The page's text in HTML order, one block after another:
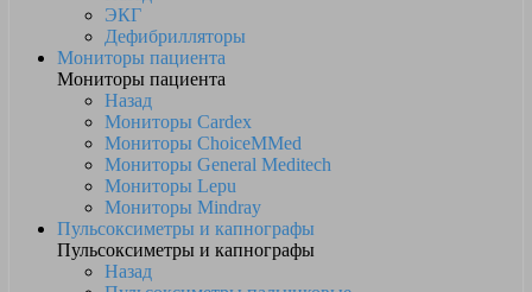
ЭКГ
Дефибрилляторы
Мониторы пациента
Мониторы пациента
Назад
Мониторы Cardex
Мониторы ChoiceMMed
Мониторы General Meditech
Мониторы Lepu
Мониторы Mindray
Пульсоксиметры и капнографы
Пульсоксиметры и капнографы
Назад